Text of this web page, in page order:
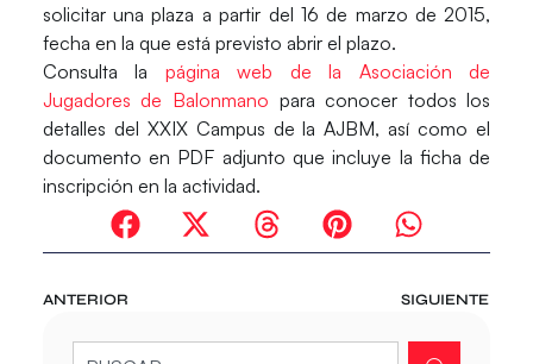
solicitar una plaza a partir del 16 de marzo de 2015,
fecha en la que está previsto abrir el plazo.
Consulta la página web de la Asociación de
Jugadores de Balonmano para conocer todos los
detalles del XXIX Campus de la AJBM, así como el
documento en PDF adjunto que incluye la ficha de
inscripción en la actividad.
ANTERIOR SIGUIENTE